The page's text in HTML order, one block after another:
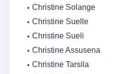
Christine Solange
Christine Suelle
Christine Sueli
Christine Assusena
Christine Tarsila